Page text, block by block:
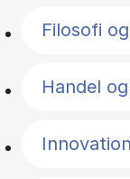
Filosofi
Handel